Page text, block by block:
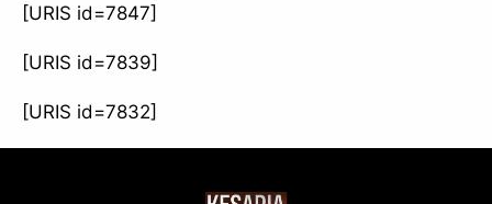
[URIS id=7847]
[URIS id=7839]
[URIS id=7832]